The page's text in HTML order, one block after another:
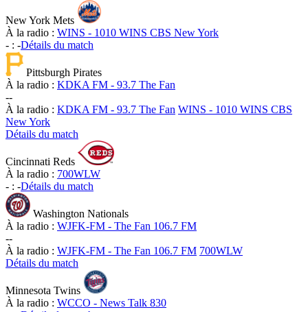
New York Mets
À la radio : WINS - 1010 WINS CBS New York
- : -Détails du match
Pittsburgh Pirates
À la radio : KDKA FM - 93.7 The Fan
--
À la radio : KDKA FM - 93.7 The Fan WINS - 1010 WINS CBS
New York
Détails du match
Cincinnati Reds
À la radio : 700WLW
- : -Détails du match
Washington Nationals
À la radio : WJFK-FM - The Fan 106.7 FM
--
À la radio : WJFK-FM - The Fan 106.7 FM 700WLW
Détails du match
Minnesota Twins
À la radio : WCCO - News Talk 830